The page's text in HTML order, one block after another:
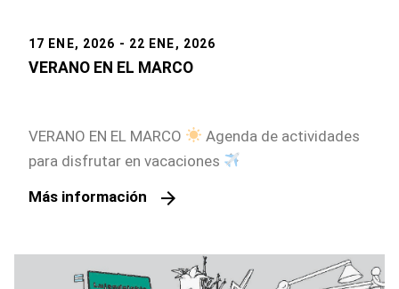
17 ENE, 2026 - 22 ENE, 2026
VERANO EN EL MARCO
VERANO EN EL MARCO
Agenda de actividades
para disfrutar en vacaciones
Más información arrow_forward